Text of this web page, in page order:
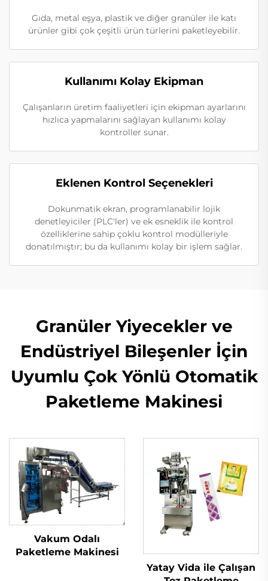
Gıda, metal eşya, plastik ve diğer granüler ile katı
ürünler gibi çok çeşitli ürün türlerini paketleyebilir.
Kullanımı Kolay Ekipman
Çalışanların üretim faaliyetleri için ekipman ayarlarını
hızlıca yapmalarını sağlayan kullanımı kolay
kontroller sunar.
Eklenen Kontrol Seçenekleri
Dokunmatik ekran, programlanabilir lojik
denetleyiciler (PLC'ler) ve ek esneklik ile kontrol
özelliklerine sahip çoklu kontrol modülleriyle
donatılmıştır; bu da kullanımı kolay bir işlem sağlar.
Granüler Yiyecekler ve
Endüstriyel Bileşenler İçin
Uyumlu Çok Yönlü Otomatik
Paketleme Makinesi
Vakum Odalı
Paketleme Makinesi
Yatay Vida ile Çalışan